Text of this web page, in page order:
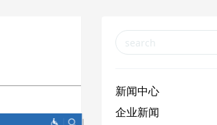
新闻中心
企业新闻